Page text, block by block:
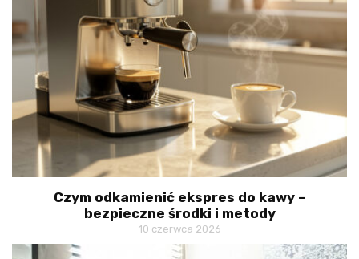
Czym odkamienić ekspres do kawy –
bezpieczne środki i metody
10 czerwca 2026